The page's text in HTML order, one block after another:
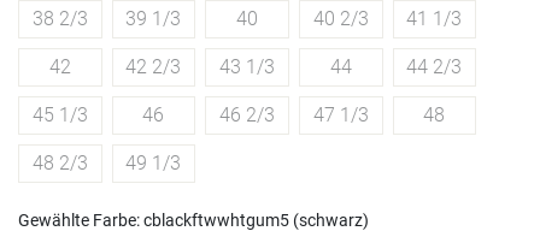
38 2/3 39 1/3 40 40 2/3 41 1/3
42 42 2/3 43 1/3 44 44 2/3
45 1/3 46 46 2/3 47 1/3 48
48 2/3 49 1/3
Gewählte Farbe: cblackftwwhtgum5 (schwarz)